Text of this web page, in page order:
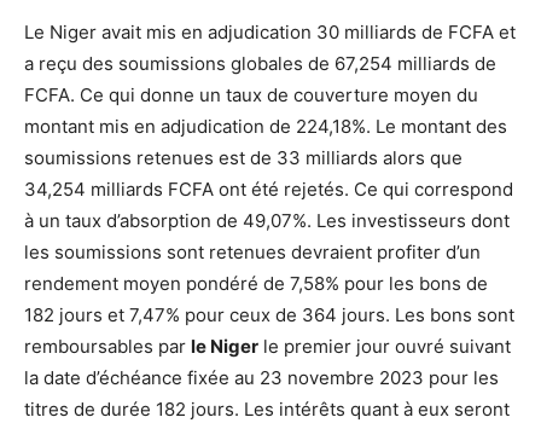
Le Niger avait mis en adjudication 30 milliards de FCFA et
a reçu des soumissions globales de 67,254 milliards de
FCFA. Ce qui donne un taux de couverture moyen du
montant mis en adjudication de 224,18%. Le montant des
soumissions retenues est de 33 milliards alors que
34,254 milliards FCFA ont été rejetés. Ce qui correspond
à un taux d’absorption de 49,07%. Les investisseurs dont
les soumissions sont retenues devraient profiter d’un
rendement moyen pondéré de 7,58% pour les bons de
182 jours et 7,47% pour ceux de 364 jours. Les bons sont
remboursables par le Niger le premier jour ouvré suivant
la date d’échéance fixée au 23 novembre 2023 pour les
titres de durée 182 jours. Les intérêts quant à eux seront